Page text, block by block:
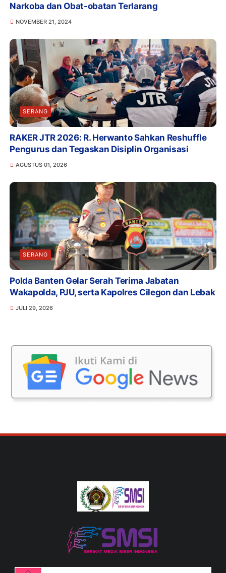
Narkoba dan Obat-obatan Terlarang
NOVEMBER 21, 2024
SERANG
RAKER JTR 2026: R. Herwanto Sahkan Reshuffle
Pengurus dan Tegaskan Disiplin Organisasi
AGUSTUS 01, 2026
SERANG
Polda Banten Gelar Serah Terima Jabatan
Wakapolda, PJU, serta Kapolres Cilegon dan Lebak
JULI 29, 2026